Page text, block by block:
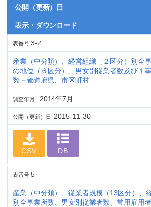
公開（更新）日
表示・ダウンロード
表番号 3-2
産業（中分類）、経営組織（２区分）別全
の地位（６区分）、男女別従業者数及び１
数－都道府県、市区町村
調査年月 2014年7月
公開（更新）日 2015-11-30
CSV DB
表番号 5
産業（中分類）、従業者規模（13区分）、
別全事業所数、男女別従業者数、常用雇用